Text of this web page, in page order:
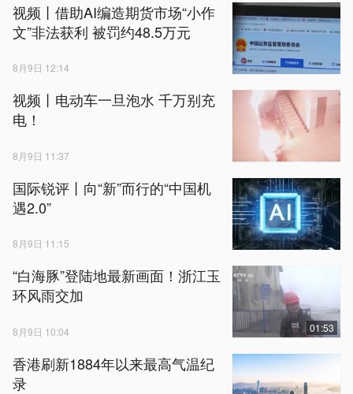
视频丨借助AI编造期货市场“小作
文”非法获利 被罚约48.5万元
8月9日 12:14
视频丨电动车一旦泡水 千万别充
电！
8月9日 11:37
国际锐评丨向“新”而行的“中国机
遇2.0”
8月9日 11:15
“白海豚”登陆地最新画面！浙江玉
环风雨交加
8月9日 10:04 01:53
香港刷新1884年以来最高气温纪
录